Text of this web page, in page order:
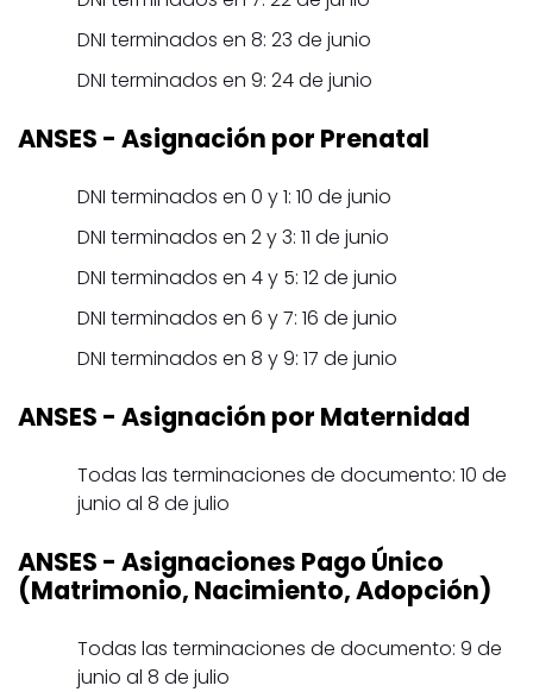
DNI terminados en 8: 23 de junio
DNI terminados en 9: 24 de junio
ANSES - Asignación por Prenatal
DNI terminados en 0 y 1: 10 de junio
DNI terminados en 2 y 3: 11 de junio
DNI terminados en 4 y 5: 12 de junio
DNI terminados en 6 y 7: 16 de junio
DNI terminados en 8 y 9: 17 de junio
ANSES - Asignación por Maternidad
Todas las terminaciones de documento: 10 de
junio al 8 de julio
ANSES - Asignaciones Pago Único
(Matrimonio, Nacimiento, Adopción)
Todas las terminaciones de documento: 9 de
junio al 8 de julio